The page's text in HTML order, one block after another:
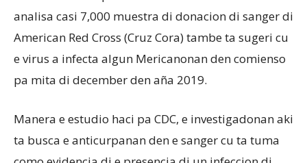
analisa casi 7,000 muestra di donacion di sanger di
American Red Cross (Cruz Cora) tambe ta sugeri cu
e virus a infecta algun Mericanonan den comienso
pa mita di december den aña 2019.
Manera e estudio haci pa CDC, e investigadonan aki
ta busca e anticurpanan den e sanger cu ta tuma